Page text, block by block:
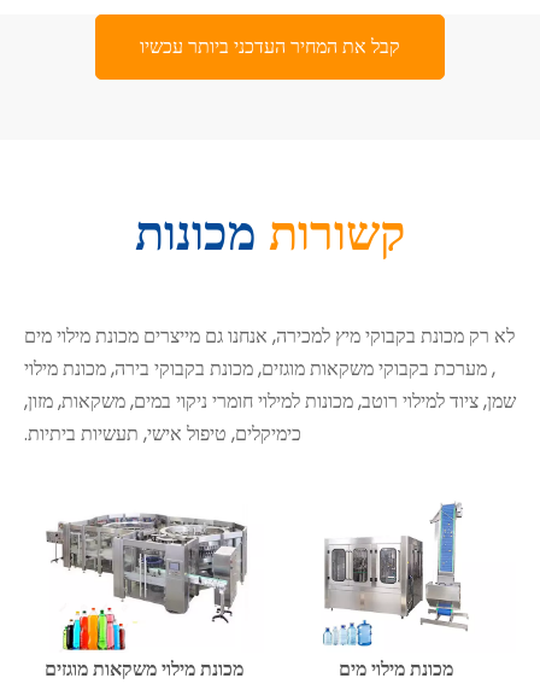
קבל את המחיר העדכני ביותר עכשיו
קשורות מכונות
לא רק מכונת בקבוקי מיץ למכירה, אנחנו גם מייצרים מכונת מילוי מים
, מערכת בקבוקי משקאות מוגזים, מכונת בקבוקי בירה, מכונת מילוי
שמן, ציוד למילוי רוטב, מכונות למילוי חומרי ניקוי במים, משקאות, מזון,
כימיקלים, טיפול אישי, תעשיות ביתיות.
מכונת מילוי מים מכונת מילוי משקאות מוגזים